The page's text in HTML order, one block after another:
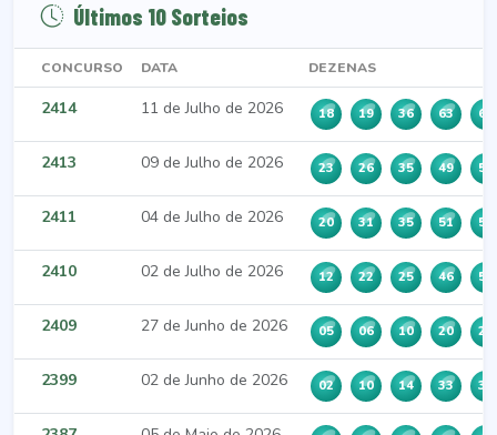
Últimos 10 Sorteios
CONCURSO DATA DEZENAS
2414 11 de Julho de 2026 18 19 36 63 64
2413 09 de Julho de 2026 23 26 35 49 56
2411 04 de Julho de 2026 20 31 35 51 56
2410 02 de Julho de 2026 12 22 25 46 53
2409 27 de Junho de 2026 05 06 10 20 29
2399 02 de Junho de 2026 02 10 14 33 37